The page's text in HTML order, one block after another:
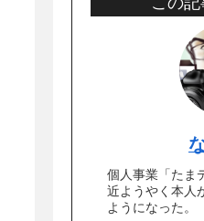
個人事業「たま
近ようやく本人
ようになった。